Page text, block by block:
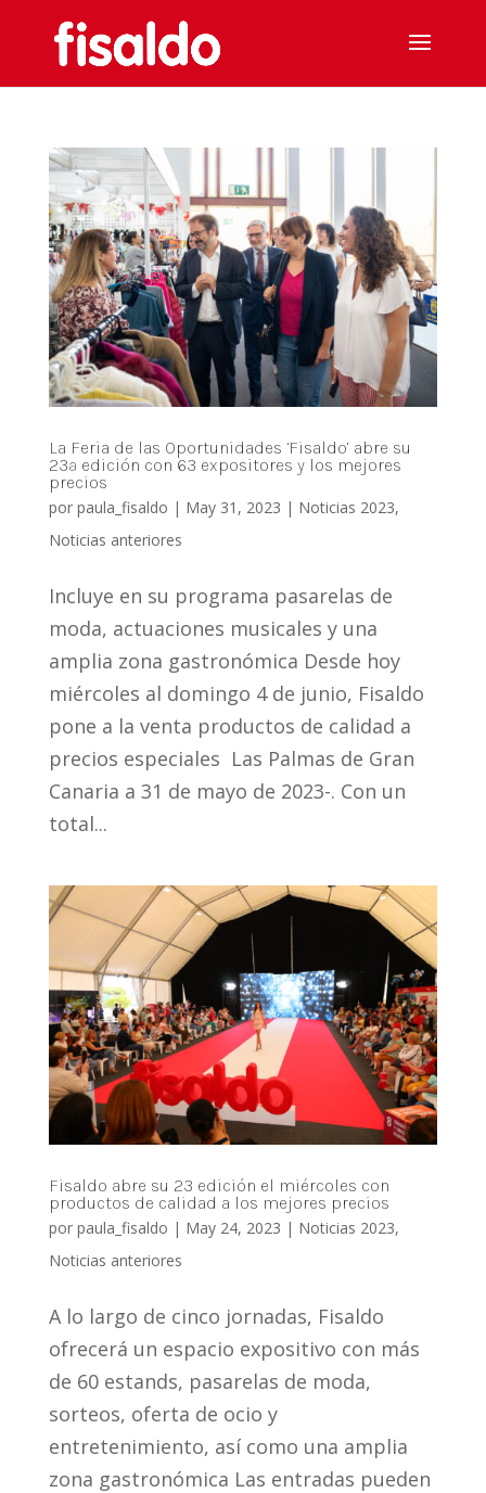
La Feria de las Oportunidades ‘Fisaldo’ abre su
23ª edición con 63 expositores y los mejores
precios
por paula_fisaldo | May 31, 2023 | Noticias 2023,
Noticias anteriores
Incluye en su programa pasarelas de
moda, actuaciones musicales y una
amplia zona gastronómica Desde hoy
miércoles al domingo 4 de junio, Fisaldo
pone a la venta productos de calidad a
precios especiales Las Palmas de Gran
Canaria a 31 de mayo de 2023-. Con un
total...
Fisaldo abre su 23 edición el miércoles con
productos de calidad a los mejores precios
por paula_fisaldo | May 24, 2023 | Noticias 2023,
Noticias anteriores
A lo largo de cinco jornadas, Fisaldo
ofrecerá un espacio expositivo con más
de 60 estands, pasarelas de moda,
sorteos, oferta de ocio y
entretenimiento, así como una amplia
zona gastronómica Las entradas pueden